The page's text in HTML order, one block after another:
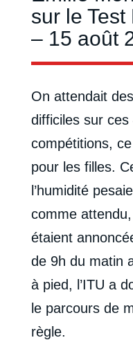
sur le Test
– 15 août
On attendait
difficiles sur
compétitions,
pour les filles.
l’humidité
comme
étaient
de 9h du matin
à pied, l’ITU a
le parcours de
règle.